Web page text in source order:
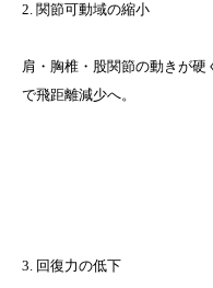
2. 関節可動域の縮小
肩・胸椎・股関節の動きが硬
で飛距離減少へ。
3. 回復力の低下